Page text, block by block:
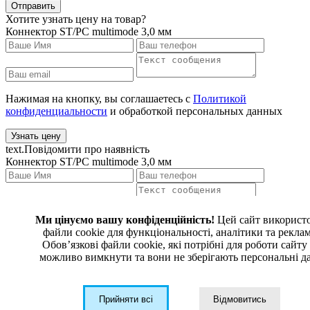
Отправить
Хотите узнать цену на товар?
Коннектор ST/PC multimode 3,0 мм
Нажимая на кнопку, вы соглашаетесь с Политикой
конфиденциальности и обработкой персональных данных
Узнать цену
text.Повідомити про наявність
Коннектор ST/PC multimode 3,0 мм
Нажимая на кнопку, вы соглашаетесь сПолитикой
конфиденциальностии обработкой персональных данных
text.Повідомити про наявність
Ми цінуємо вашу конфіденційність! Цей сайт
файли cookie для функціональності, аналітики та
Обовʼязкові файли cookie, які потрібні для роботи сайту
можливо вимкнути та вони не зберігають персональні
Прийняти всі Відмовитись